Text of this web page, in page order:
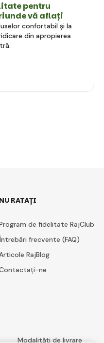
pentru
vă aflați
confortabil și la
din apropierea
NU RATAȚI
de fidelitate RajClub
frecvente (FAQ)
RajBlog
ne
Modalități de livrare